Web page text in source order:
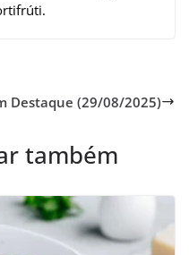
Destaque (29/08/2025)
também